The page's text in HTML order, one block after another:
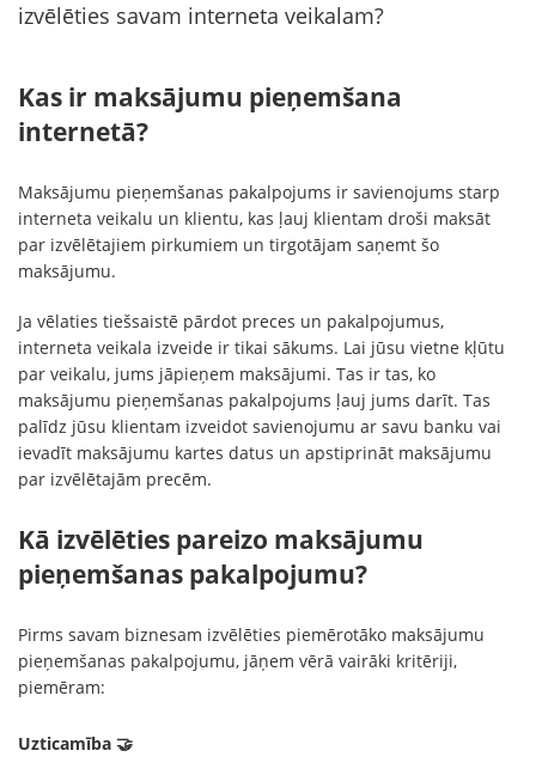
izvēlēties savam interneta veikalam?
Kas ir maksājumu pieņemšana
internetā?
Maksājumu pieņemšanas pakalpojums ir savienojums starp
interneta veikalu un klientu, kas ļauj klientam droši maksāt
par izvēlētajiem pirkumiem un tirgotājam saņemt šo
maksājumu.
Ja vēlaties tiešsaistē pārdot preces un pakalpojumus,
interneta veikala izveide ir tikai sākums. Lai jūsu vietne kļūtu
par veikalu, jums jāpieņem maksājumi. Tas ir tas, ko
maksājumu pieņemšanas pakalpojums ļauj jums darīt. Tas
palīdz jūsu klientam izveidot savienojumu ar savu banku vai
ievadīt maksājumu kartes datus un apstiprināt maksājumu
par izvēlētajām precēm.
Kā izvēlēties pareizo maksājumu
pieņemšanas pakalpojumu?
Pirms savam biznesam izvēlēties piemērotāko maksājumu
pieņemšanas pakalpojumu, jāņem vērā vairāki kritēriji,
piemēram:
Uzticamība 🤝